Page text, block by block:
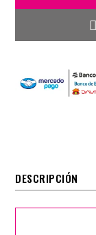
DESCRIPCIÓN